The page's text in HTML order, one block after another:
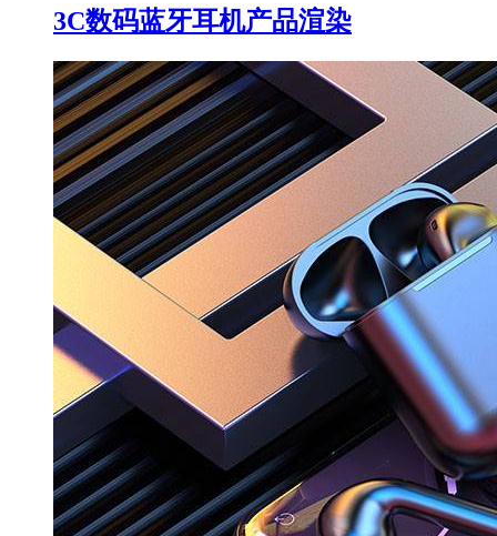
3C数码蓝牙耳机产品渲染